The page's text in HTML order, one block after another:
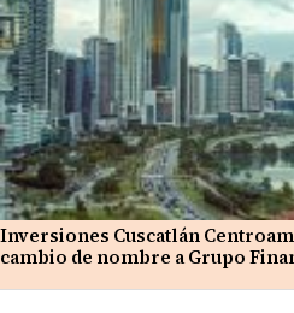
Inversiones Cuscatlán
cambio de nombre a Grupo